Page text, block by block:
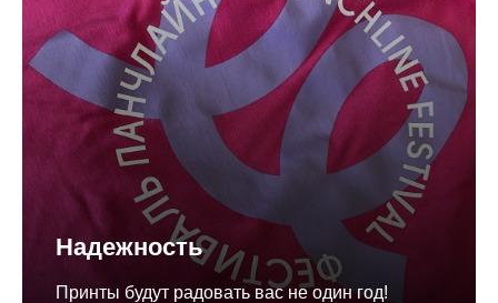
Надежность
Принты будут радовать вас не один год!